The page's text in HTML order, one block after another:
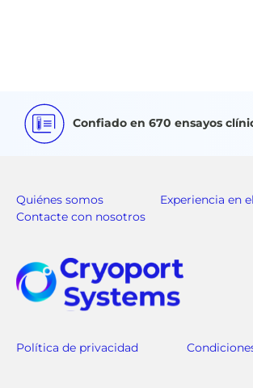
Confiado en 670 ensayos
Quiénes somos Experiencia en
Contacte con nosotros
Política de privacidad